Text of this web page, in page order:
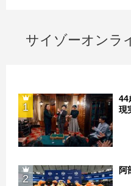
サイゾーオンラ
1
44
現
2
阿